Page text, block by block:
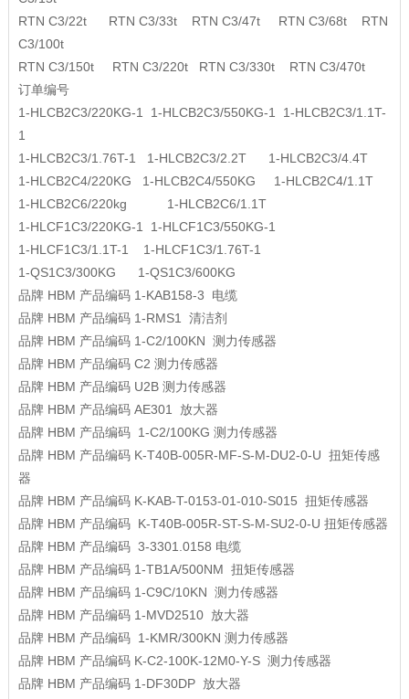
RTN C3/22t RTN C3/33t RTN C3/47t RTN C3/68t RTN
C3/100t
RTN C3/150t RTN C3/220t RTN C3/330t RTN C3/470t
订单编号
1-HLCB2C3/220KG-1 1-HLCB2C3/550KG-1 1-HLCB2C3/1.1T-
1
1-HLCB2C3/1.76T-1 1-HLCB2C3/2.2T 1-HLCB2C3/4.4T
1-HLCB2C4/220KG 1-HLCB2C4/550KG 1-HLCB2C4/1.1T
1-HLCB2C6/220kg 1-HLCB2C6/1.1T
1-HLCF1C3/220KG-1 1-HLCF1C3/550KG-1
1-HLCF1C3/1.1T-1 1-HLCF1C3/1.76T-1
1-QS1C3/300KG 1-QS1C3/600KG
品牌 HBM 产品编码 1-KAB158-3
电缆
品牌 HBM 产品编码 1-RMS1
清洁剂
品牌 HBM 产品编码 1-C2/100KN 测力传感器
品牌 HBM 产品编码 C2 测力传感器
品牌 HBM 产品编码 U2B 测力传感器
品牌 HBM 产品编码 AE301
放大器
品牌 HBM 产品编码 1-C2/100KG 测力传感器
品牌 HBM 产品编码 K-T40B-005R-MF-S-M-DU2-0-U 扭矩传感
器
品牌 HBM 产品编码 K-KAB-T-0153-01-010-S015 扭矩传感器
品牌 HBM 产品编码 K-T40B-005R-ST-S-M-SU2-0-U 扭矩传感器
品牌 HBM 产品编码 3-3301.0158 电缆
品牌 HBM 产品编码 1-TB1A/500NM 扭矩传感器
品牌 HBM 产品编码 1-C9C/10KN 测力传感器
品牌 HBM 产品编码 1-MVD2510 放大器
品牌 HBM 产品编码 1-KMR/300KN 测力传感器
品牌 HBM 产品编码 K-C2-100K-12M0-Y-S 测力传感器
品牌 HBM 产品编码 1-DF30DP 放大器